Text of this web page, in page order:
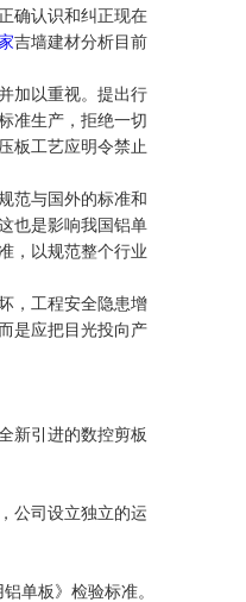
确认识和纠正现在
吉墙建材分析目前
加以重视。提出行
准生产，拒绝一切
板工艺应明令禁止
范与国外的标准和
也是影响我国铝单
，以规范整个行业
，工程安全隐患增
是应把目光投向产
新引进的数控剪板
公司设立独立的运
单板》检验标准。